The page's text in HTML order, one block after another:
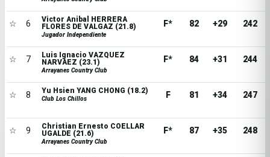
☆ 6
Victor Anibal HERRERA
FLORES DE VALGAZ (21.8)
Jugador Independiente
F* 82 +29 242
☆ 7
Luis Ignacio VAZQUEZ
NARVAEZ (23.1)
Arrayanes Country Club
F* 84 +31 244
☆ 8 Yu Hsien YANG CHONG (18.2)
Club Los Chillos F 81 +34 247
☆ 9
Christian Ernesto COELLAR
UGALDE (21.6)
Arrayanes Country Club
F* 87 +35 248